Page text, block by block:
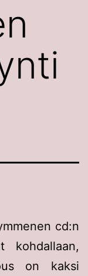
cd:n
kohdallaan,
on kaksi